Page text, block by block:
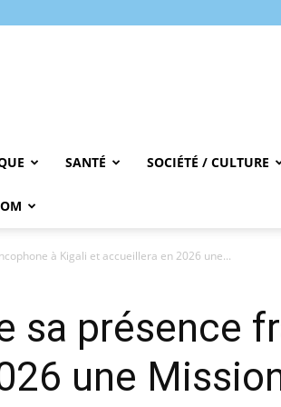
SANTÉ SOCIÉTÉ / CULTURE
à Kigali et accueillera en 2026 une...
sa présence
une